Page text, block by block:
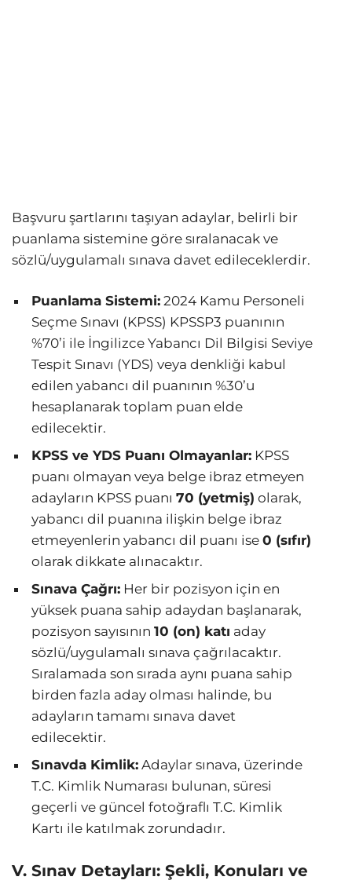
Başvuru şartlarını taşıyan adaylar, belirli bir
puanlama sistemine göre sıralanacak ve
sözlü/uygulamalı sınava davet edileceklerdir.
Puanlama Sistemi: 2024 Kamu Personeli
Seçme Sınavı (KPSS) KPSSP3 puanının
%70’i ile İngilizce Yabancı Dil Bilgisi Seviye
Tespit Sınavı (YDS) veya denkliği kabul
edilen yabancı dil puanının %30’u
hesaplanarak toplam puan elde
edilecektir.
KPSS ve YDS Puanı Olmayanlar: KPSS
puanı olmayan veya belge ibraz etmeyen
adayların KPSS puanı 70 (yetmiş) olarak,
yabancı dil puanına ilişkin belge ibraz
etmeyenlerin yabancı dil puanı ise 0 (sıfır)
olarak dikkate alınacaktır.
Sınava Çağrı: Her bir pozisyon için en
yüksek puana sahip adaydan başlanarak,
pozisyon sayısının 10 (on) katı aday
sözlü/uygulamalı sınava çağrılacaktır.
Sıralamada son sırada aynı puana sahip
birden fazla aday olması halinde, bu
adayların tamamı sınava davet
edilecektir.
Sınavda Kimlik: Adaylar sınava, üzerinde
T.C. Kimlik Numarası bulunan, süresi
geçerli ve güncel fotoğraflı T.C. Kimlik
Kartı ile katılmak zorundadır.
V. Sınav Detayları: Şekli, Konuları ve